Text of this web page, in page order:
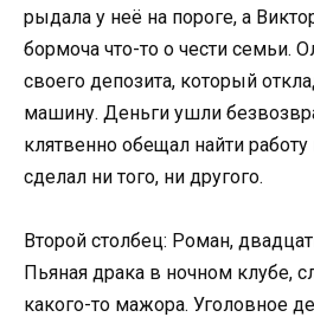
рыдала у неё на пороге, а
бормоча что-то о чести семьи.
своего депозита, который
машину. Деньги ушли
клятвенно обещал найти
сделал ни того, ни другого.
Второй столбец: Роман,
Пьяная драка в ночном клубе,
какого-то мажора. Уголовное